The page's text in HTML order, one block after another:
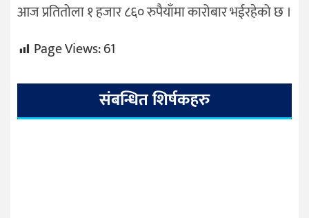
आज प्रतितोला १ हजार ८६० रुपैयाँमा कारोबार भईरहेको छ ।
Page Views:61
संबन्धित शिर्षकहरु